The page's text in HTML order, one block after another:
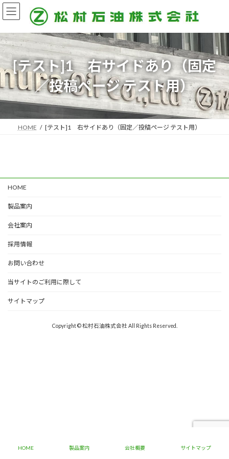
コ
ン
ン
ツ
ス
キ
ッ
プ
ナ
ビ
ー
シ
ン
に
移
動
[テスト]1 右サイドあり（固定
／投稿ページ テスト用）
HOME [テスト]1 右サイドあり（固定／投稿ページ テスト用）
HOME
製品案内
会社案内
採用情報
お問い合わせ
当サイトのご利用に際して
サイトマップ
Copyright © 松村石油株式会社 All Rights Reserved.
HOME 製品案内 会社概要 サイトマップ